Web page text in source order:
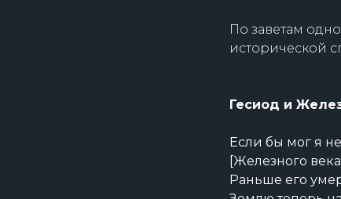
По заветам
исторической
Гесиод и
Если бы мог я
[Железного
Раньше его